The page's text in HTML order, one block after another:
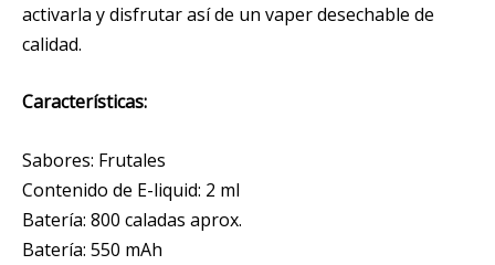
activarla y disfrutar así de un vaper desechable de
calidad.
Características:
Sabores: Frutales
Contenido de E-liquid: 2 ml
Batería: 800 caladas aprox.
Batería: 550 mAh